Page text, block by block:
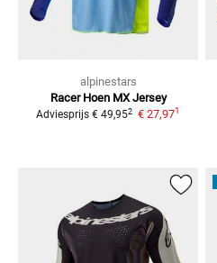
alpinestars
Racer Hoen MX Jersey
Adviesprijs € 49,952 € 27,971